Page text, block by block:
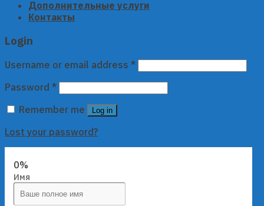
Дополнительные услуги
Контакты
Login
Username or email address *
Password *
Remember me
Log in
Lost your password?
0%
Имя